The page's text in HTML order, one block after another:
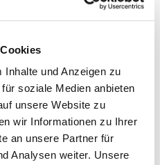
und Anzeigen zu
soziale Medien anbieten
unsere Website zu
wir Informationen zu Ihrer
an unsere Partner für
Analysen weiter. Unsere